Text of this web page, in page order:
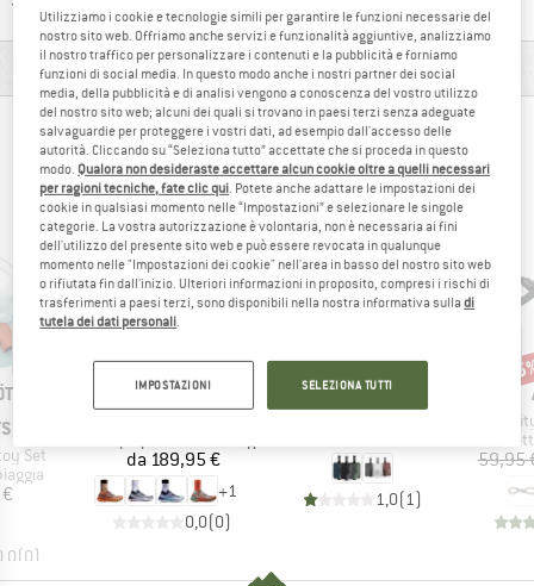
INFORMAZIONI SUI MATERIALI E CARATTERISTICHE
LE PERSONE CHE HANNO VISUALIZZATO, HANNO
ACQUISTATO
FUN
Set
(0)
MARCHIO
X-BIONIC
Prezzo
da 189,95 €
+1
0,0(0)
MARCHIO
MATADOR
Articolo
Flatpak Toiletry Bottle 3Pk
1,0( 1)
Gruppo
59,95
Utilizziamo i cookie e tecnologie simili per garantire le funzioni necessarie del
nostro sito web. Offriamo anche servizi e funzionalità aggiuntive, analizziamo
il nostro traffico per personalizzare i contenuti e la pubblicità e forniamo
funzioni di social media. In questo modo anche i nostri partner dei social
media, della pubblicità e di analisi vengono a conoscenza del vostro utilizzo
del nostro sito web; alcuni dei quali si trovano in paesi terzi senza adeguate
salvaguardie per proteggere i vostri dati, ad esempio dall'accesso delle
autorità. Cliccando su “Seleziona tutto” accettate che si proceda in questo
modo. Qualora non desideraste accettare alcun cookie oltre a quelli necessari
per ragioni tecniche, fate clic qui . Potete anche adattare le impostazioni dei
cookie in qualsiasi momento nelle “Impostazioni” e selezionare le singole
categorie. La vostra autorizzazione è volontaria, non è necessaria ai fini
dell'utilizzo del presente sito web e può essere revocata in qualunque
momento nelle "Impostazioni dei cookie" nell'area in basso del nostro sito web
o rifiutata fin dall'inizio. Ulteriori informazioni in proposito, compresi i rischi di
trasferimenti a paesi terzi, sono disponibili nella nostra informativa sulladi
tutela dei dati personali
IMPOSTAZIONI SELEZIONA TUTTI